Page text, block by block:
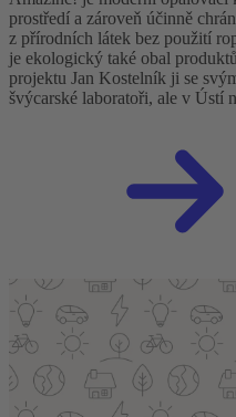
prostředí a zároveň účinně
z přírodních látek bez použití
je ekologický také obal
projektu Jan Kostelník ji se
švýcarské laboratoři, ale v Ústí